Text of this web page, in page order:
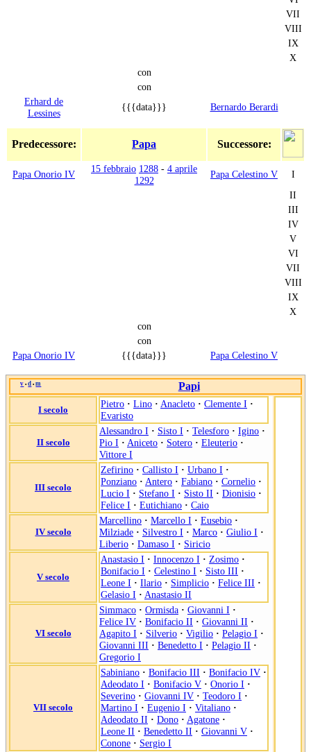
VII
VIII
IX
X
con
con
Erhard de
Lessines
{{{data}}} Bernardo Berardi
Predecessore: Papa Successore:
Papa Onorio IV 15 febbraio 1288 - 4 aprile
1292
Papa Celestino V
I
II
III
IV
V
VI
VII
VIII
IX
X
con
con
Papa Onorio IV
{{{data}}} Papa Celestino V
v • d • m Papi
I secolo
Pietro · Lino · Anacleto · Clemente I ·
Evaristo
II secolo
Alessandro I · Sisto I · Telesforo · Igino ·
Pio I · Aniceto · Sotero · Eleuterio ·
Vittore I
III secolo
Zefirino · Callisto I · Urbano I ·
Ponziano · Antero · Fabiano · Cornelio ·
Lucio I · Stefano I · Sisto II · Dionisio ·
Felice I · Eutichiano · Caio
IV secolo
Marcellino · Marcello I · Eusebio ·
Milziade · Silvestro I · Marco · Giulio I ·
Liberio · Damaso I · Siricio
V secolo
Anastasio I · Innocenzo I · Zosimo ·
Bonifacio I · Celestino I · Sisto III ·
Leone I · Ilario · Simplicio · Felice III ·
Gelasio I · Anastasio II
VI secolo
Simmaco · Ormisda · Giovanni I ·
Felice IV · Bonifacio II · Giovanni II ·
Agapito I · Silverio · Vigilio · Pelagio I ·
Giovanni III · Benedetto I · Pelagio II ·
Gregorio I
VII secolo
Sabiniano · Bonifacio III · Bonifacio IV ·
Adeodato I · Bonifacio V · Onorio I ·
Severino · Giovanni IV · Teodoro I ·
Martino I · Eugenio I · Vitaliano ·
Adeodato II · Dono · Agatone ·
Leone II · Benedetto II · Giovanni V ·
Conone · Sergio I